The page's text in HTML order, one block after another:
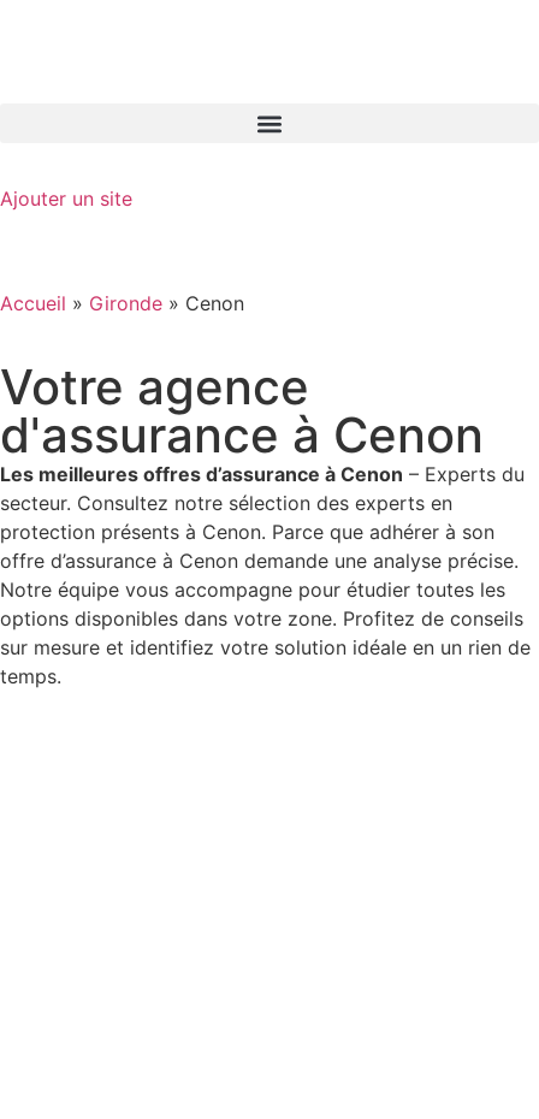
Ajouter un site
Accueil » Gironde » Cenon
Votre agence
d'assurance à Cenon
Les meilleures offres d’assurance à Cenon – Experts du
secteur. Consultez notre sélection des experts en
protection présents à Cenon. Parce que adhérer à son
offre d’assurance à Cenon demande une analyse précise.
Notre équipe vous accompagne pour étudier toutes les
options disponibles dans votre zone. Profitez de conseils
sur mesure et identifiez votre solution idéale en un rien de
temps.